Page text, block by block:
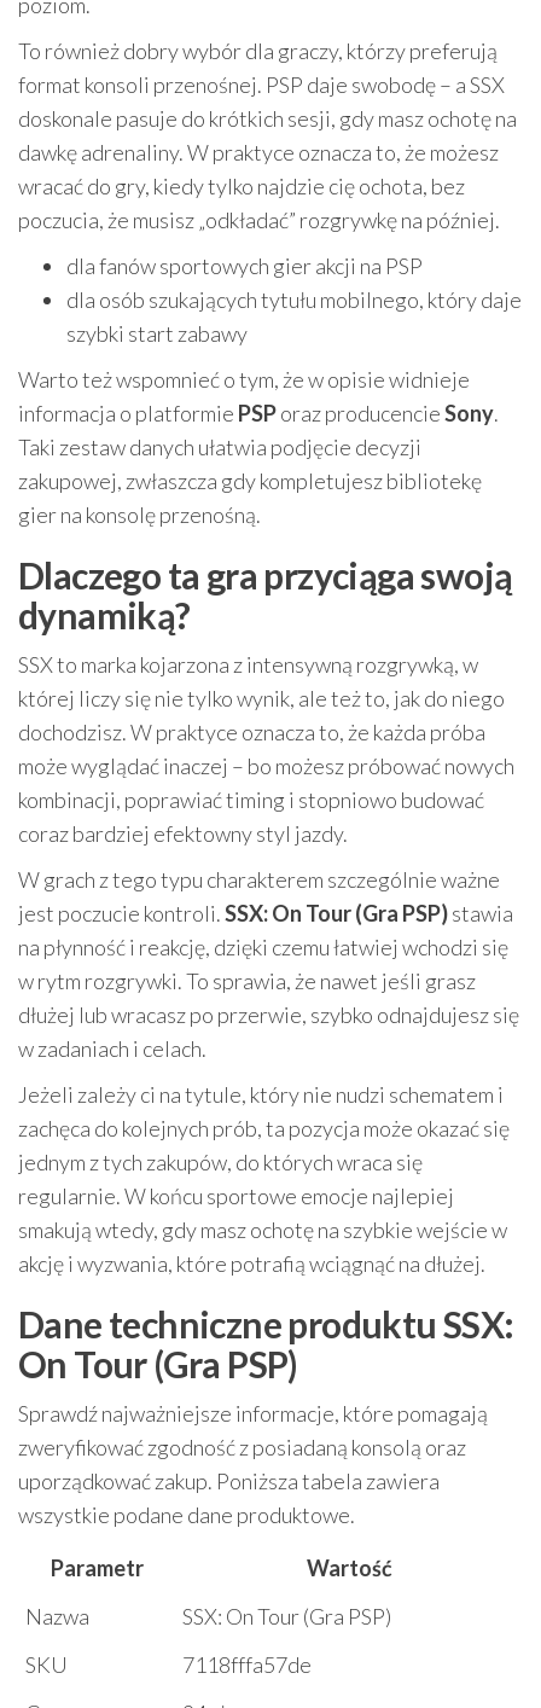
To również dobry wybór dla graczy, którzy preferują
format konsoli przenośnej. PSP daje swobodę – a SSX
doskonale pasuje do krótkich sesji, gdy masz ochotę na
dawkę adrenaliny. W praktyce oznacza to, że możesz
wracać do gry, kiedy tylko najdzie cię ochota, bez
poczucia, że musisz „odkładać” rozgrywkę na później.
dla fanów sportowych gier akcji na PSP
dla osób szukających tytułu mobilnego, który daje
szybki start zabawy
Warto też wspomnieć o tym, że w opisie widnieje
informacja o platformie PSPoraz producencieSony.
Taki zestaw danych ułatwia podjęcie decyzji
zakupowej, zwłaszcza gdy kompletujesz bibliotekę
gier na konsolę przenośną.
Dlaczego ta gra przyciąga swoją
dynamiką?
SSX to marka kojarzona z intensywną rozgrywką, w
której liczy się nie tylko wynik, ale też to, jak do niego
dochodzisz. W praktyce oznacza to, że każda próba
może wyglądać inaczej – bo możesz próbować nowych
kombinacji, poprawiać timing i stopniowo budować
coraz bardziej efektowny styl jazdy.
W grach z tego typu charakterem szczególnie ważne
jest poczucie kontroli.SSX: On Tour (Gra PSP)stawia
na płynność i reakcję, dzięki czemu łatwiej wchodzi się
w rytm rozgrywki. To sprawia, że nawet jeśli grasz
dłużej lub wracasz po przerwie, szybko odnajdujesz się
w zadaniach i celach.
Jeżeli zależy ci na tytule, który nie nudzi schematem i
zachęca do kolejnych prób, ta pozycja może okazać się
jednym z tych zakupów, do których wraca się
regularnie. W końcu sportowe emocje najlepiej
smakują wtedy, gdy masz ochotę na szybkie wejście w
akcję i wyzwania, które potrafią wciągnąć na dłużej.
Dane techniczne produktu SSX:
On Tour (Gra PSP)
Sprawdź najważniejsze informacje, które pomagają
zweryfikować zgodność z posiadaną konsolą oraz
uporządkować zakup. Poniższa tabela zawiera
wszystkie podane dane produktowe.
Parametr
Wartość
Nazwa
SSX: On Tour (Gra PSP)
SKU
7118fffa57de